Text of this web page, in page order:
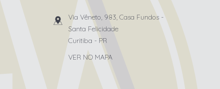
Via Vêneto, 983, Casa Fundos -
Santa Felicidade
Curitiba - PR
VER NO MAPA